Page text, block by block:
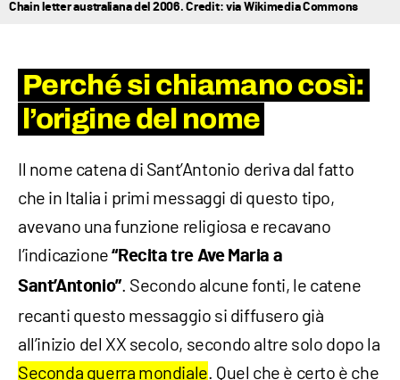
Chain letter australiana del 2006. Credit: via Wikimedia Commons
Perché si chiamano così:
l’origine del nome
Il nome catena di Sant’Antonio deriva dal fatto
che in Italia i primi messaggi di questo tipo,
avevano una funzione religiosa e recavano
l’indicazione“Recita tre Ave Maria a
Sant’Antonio”. Secondo alcune fonti, le catene
recanti questo messaggio si diffusero già
all’inizio del XX secolo, secondo altre solo dopo la
Seconda guerra mondiale. Quel che è certo è che